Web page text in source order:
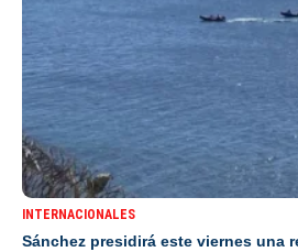
INTERNACIONALES
Sánchez presidirá este viernes una